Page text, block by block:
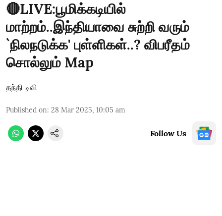
🔴LIVE:பூமிக்கடியில்
மாற்றம்..இந்தியாவை சுற்றி வரும்
`நிலநடுக்க' புள்ளிகள்..? விபரீதம்
சொல்லும் Map
தந்தி டிவி
Published on: 28 Mar 2025, 10:05 am
Follow Us